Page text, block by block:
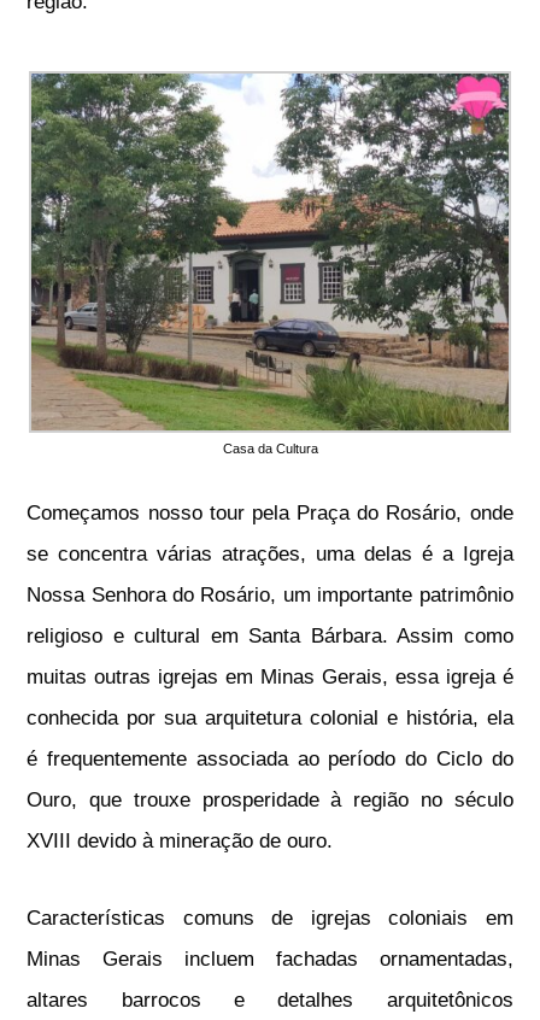
Casa da Cultura
Começamos nosso tour pela Praça do Rosário, onde
se concentra várias atrações, uma delas é a Igreja
Nossa Senhora do Rosário, um importante patrimônio
religioso e cultural em Santa Bárbara. Assim como
muitas outras igrejas em Minas Gerais, essa igreja é
conhecida por sua arquitetura colonial e história, ela
é frequentemente associada ao período do Ciclo do
Ouro, que trouxe prosperidade à região no século
XVIII devido à mineração de ouro.
Características comuns de igrejas coloniais em
Minas Gerais incluem fachadas ornamentadas,
altares barrocos e detalhes arquitetônicos